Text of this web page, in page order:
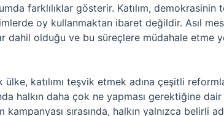
farklılıklar gösterir. Katılım, demokrasinin
oy kullanmaktan ibaret değildir. Asıl
dahil olduğu ve bu süreçlere müdahale etme
katılımı teşvik etmek adına çeşitli
halkın daha çok ne yapması gerektiğine
sırasında, halkın yalnızca belirli